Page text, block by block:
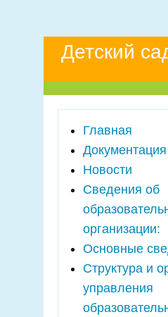
Детский
Главная
Документация
Новости
Сведения об
организации:
Основные
Структура и
управления